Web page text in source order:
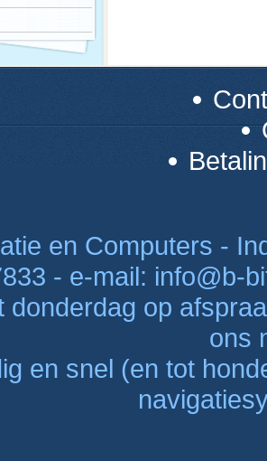
en Computers -
- e-mail: info@b-
donderdag op
ons
en snel (en tot